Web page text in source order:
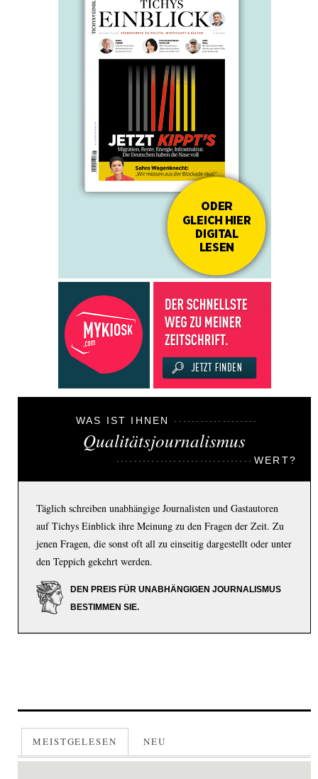
WAS IST IHNEN
Qualitätsjournalismus
WERT?
Täglich schreiben unabhängige Journalisten und Gastautoren
auf Tichys Einblick ihre Meinung zu den Fragen der Zeit. Zu
jenen Fragen, die sonst oft all zu einseitig dargestellt oder unter
den Teppich gekehrt werden.
DEN PREIS FÜR UNABHÄNGIGEN JOURNALISMUS
BESTIMMEN SIE.
MEISTGELESEN NEU